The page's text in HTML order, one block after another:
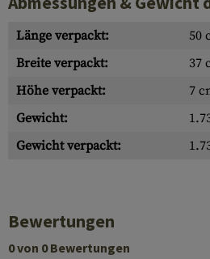
Länge verpackt:
50
Breite verpackt:
37
Höhe verpackt:
7
Gewicht:
Gewicht verpackt:
Bewertungen
0 von 0 Bewertungen